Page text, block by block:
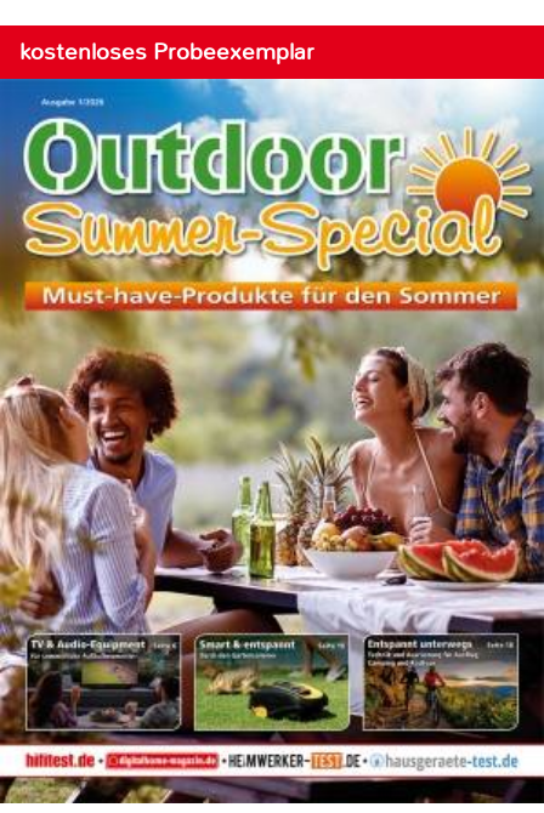
kostenloses Probeexemplar